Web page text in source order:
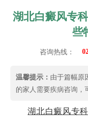
湖北白癜风专
些
咨询热线：
温馨提示： 由于篇幅原
的家人需要疾病咨询，
湖北白癜风专